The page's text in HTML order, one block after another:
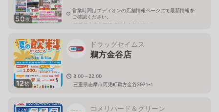
50枚
営業時間はエディオンの店舗情報ページにて最新情報を
ご確認ください。
三重県志摩市阿児町鵜方金谷2971-1
12枚
ドラッグセイムス
鵜方金谷店
8:00～22:00
三重県志摩市阿児町鵜方金谷2971-1
コメリハード＆グリーン